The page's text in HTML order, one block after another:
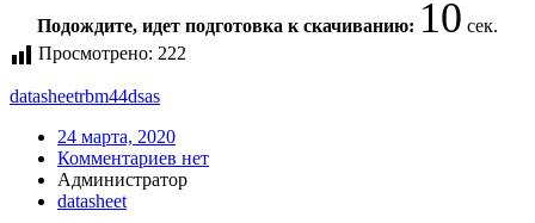
Подождите, идет подготовка к скачиванию: 10 сек.
Просмотрено: 222
datasheetrbm44dsas
24 марта, 2020
Комментариев нет
Администратор
datasheet